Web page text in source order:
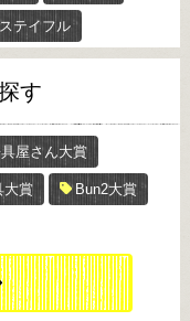
テイフル
す
屋さん大賞
大賞 Bun2大賞